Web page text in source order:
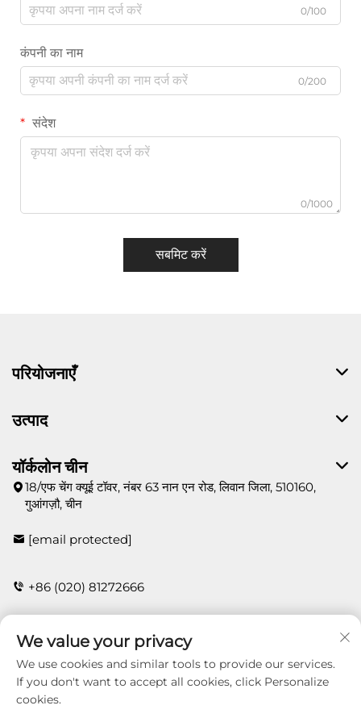
0/100
कंपनी का नाम
0/200
संदेश
0/1000
सबमिट करें
परियोजनाएँ
उत्पाद
यॉर्कलोन चीन
18/एफ चेंग क्यूई टॉवर, नंबर 63 नान एन रोड, लिवान जिला, 510160,
गुआंगज़ौ, चीन
[email protected]
+86 (020) 81272666
संपर्क
We value your privacy
We use cookies and similar tools to provide our services.
If you don't want to accept all cookies, click Personalize
cookies.